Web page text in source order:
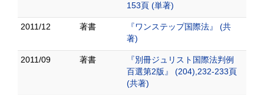
153頁 (単著)
2011/12 著書
『ワンステップ国際法』 (共
著)
2011/09 著書
『別冊ジュリスト国際法判例
百選第2版』 (204),232-233頁
(共著)